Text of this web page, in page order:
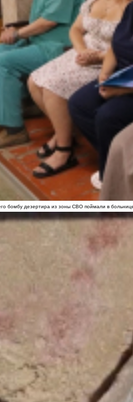
бомбу дезертира из зоны СВО поймали в